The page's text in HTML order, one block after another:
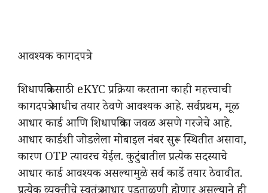
आवश्यक कागदपत्रे
शिधापत्रिकेसाठी eKYC प्रक्रिया करताना काही महत्त्वाची
कागदपत्रे आधीच तयार ठेवणे आवश्यक आहे. सर्वप्रथम, मूळ
आधार कार्ड आणि शिधापत्रिका जवळ असणे गरजेचे आहे.
आधार कार्डशी जोडलेला मोबाइल नंबर सुरू स्थितीत असावा,
कारण OTP त्यावरच येईल. कुटुंबातील प्रत्येक सदस्याचे
आधार कार्ड आवश्यक असल्यामुळे सर्व कार्डे तयार ठेवावीत.